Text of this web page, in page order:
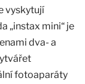
vyskytují
„instax mini“ je
dva- a
fotoaparáty